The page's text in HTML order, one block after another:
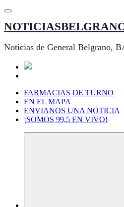
Saltar
contenido
Noticias de General Belgrano,
FARMACIAS DE TURNO
EN EL MAPA
ENVIANOS UNA NOTICIA
¡SOMOS 99.5 EN VIVO!